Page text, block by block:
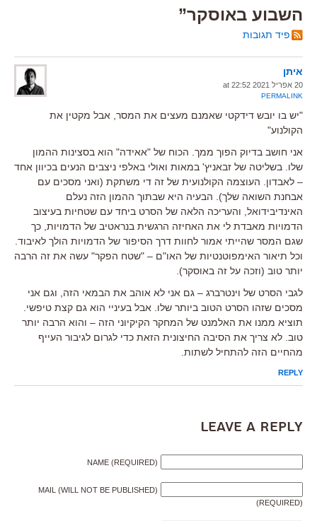
השבוע באוסקר”
פיד תגובות
איתן
20 אפריל 2021 at 22:52
PERMALINK
"יש בו יובש דידקטי שאמנם מעצים את המסר, אבל מקטין את
הקולנוע"
אני חושב בדיוק הפוך ממך. הכוח של "אאידה" הוא בסצינות ההמון
שלו. בשליטה של זבאניץ' במאות ואולי באלפי ניצבים הנעים בכיוון אחד
– לאבדון. העוצמה הקולנועית של זה די משתקת (ואני מסכים עם
אבחנת השואה שלך). הבעיה היא שבתוך ההמון הזה נעלם
האינדיבידואל, והעריכה הלאה של הסרט ביחד עם שטחיות בעיצוב
הדמויות מאבדת לי את האחיזה הרגשית בנראטיב של הדמויות, כך
שגם המסר שהייתי אמור לחוות דרך הסיפור של הדמויות הולך לאיבוד.
וכל תיאור האימפוטנטיות של האו"ם – "שטח הפקר" עשה את זה הרבה
יותר טוב (וזכה על זה באוסקר).
לגבי הסרט של וינטרברג – גם אני לא אוהב את הבמאי הזה, וגם אני
מסכים שזהו הסרט הטוב ביותר שלו. אבל בעיניי הוא גם קצת טיפשי.
תוציא ממנו את האלמנט של המחקר הקיקיוני הזה – והוא הרבה יותר
טוב. לא צריך את הסיבה החיצונית הזאת כדי לגרום לגיבור העייף
מהחיים הזה להתחיל לשתות.
REPLY
Leave a Reply
NAME (REQUIRED)
MAIL (WILL NOT BE PUBLISHED)
(REQUIRED)